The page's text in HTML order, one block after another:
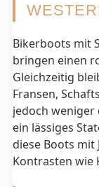
Bikerboots mit
bringen einen
Gleichzeitig
Fransen,
jedoch weniger
ein lässiges
diese Boots mit
Kontrasten wie